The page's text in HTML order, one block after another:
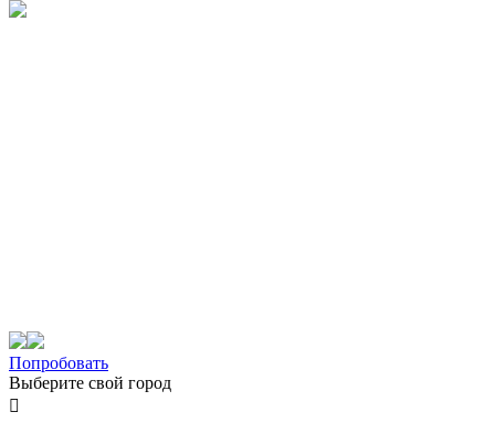
Попробовать
Выберите свой город
